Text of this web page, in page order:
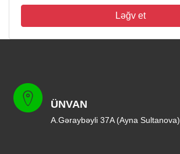
Ləğv et
ÜNVAN
A.Gəraybəyli 37A (Ayna Sultanova)